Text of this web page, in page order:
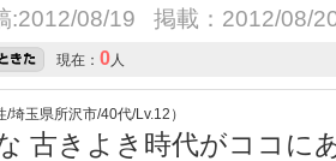
:2012/08/19 掲載：2012/08/
現在： 0人
埼玉県所沢市/40代/Lv.12）
古きよき時代がココに